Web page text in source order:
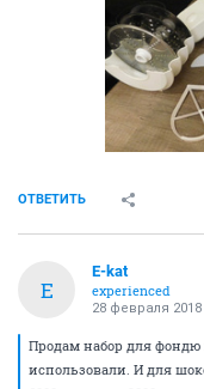
ОТВЕТИТЬ
E
E-kat
experienced
28 февраля 2018
Продам набор для фондю
использовали. И для